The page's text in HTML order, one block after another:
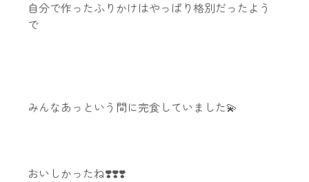
自分で作ったふりかけはやっぱり格別だったよう
で
みんなあっという間に完食していました💫
おいしかったね❣️❣️❣️